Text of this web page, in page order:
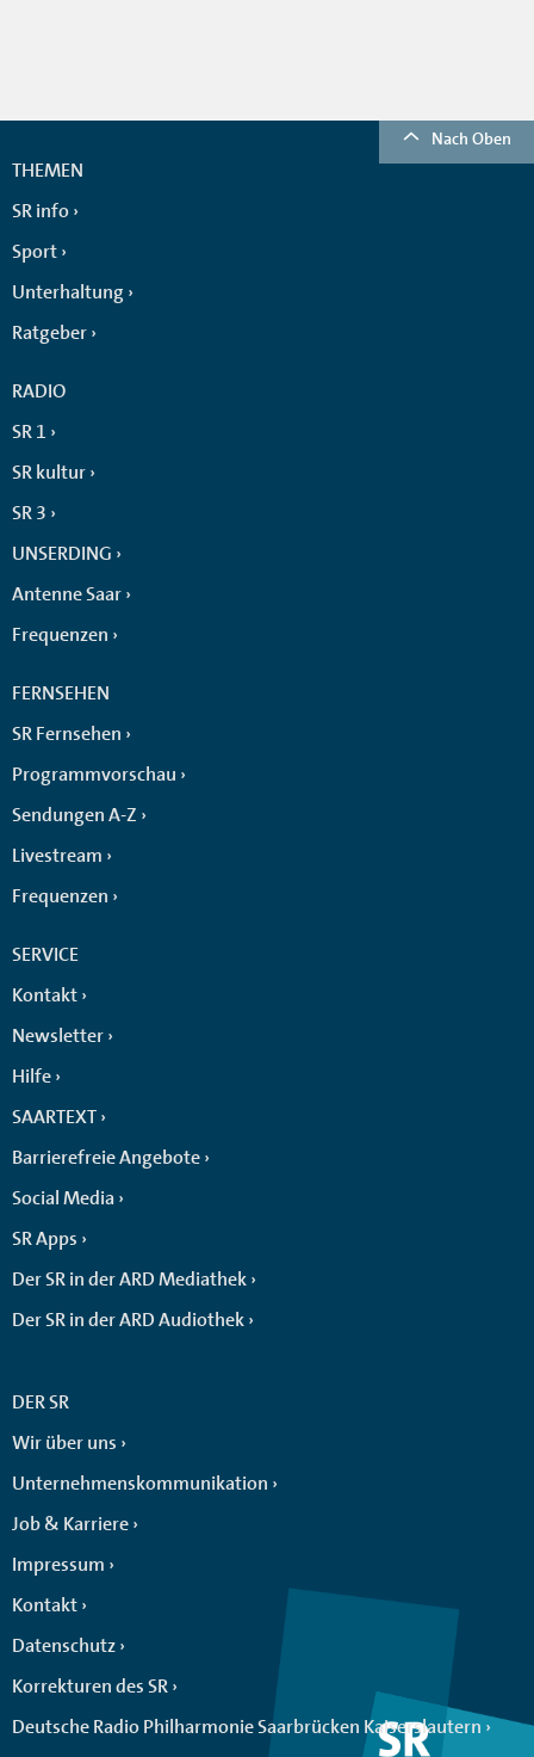
Nach Oben
THEMEN
SR info
Sport
Unterhaltung
Ratgeber
RADIO
SR 1
SR kultur
SR 3
UNSERDING
Antenne Saar
Frequenzen
FERNSEHEN
SR Fernsehen
Programmvorschau
Sendungen A-Z
Livestream
Frequenzen
SERVICE
Kontakt
Newsletter
Hilfe
SAARTEXT
Barrierefreie Angebote
Social Media
SR Apps
Der SR in der ARD Mediathek
Der SR in der ARD Audiothek
DER SR
Wir über uns
Unternehmenskommunikation
Job & Karriere
Impressum
Kontakt
Datenschutz
Korrekturen des SR
Deutsche Radio Philharmonie Saarbrücken Kaiserslautern